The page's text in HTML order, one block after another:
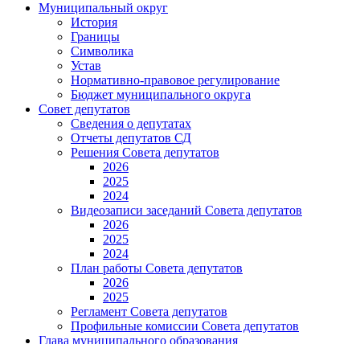
Муниципальный округ
История
Границы
Символика
Устав
Нормативно-правовое регулирование
Бюджет муниципального округа
Совет депутатов
Сведения о депутатах
Отчеты депутатов СД
Решения Совета депутатов
2026
2025
2024
Видеозаписи заседаний Совета депутатов
2026
2025
2024
План работы Совета депутатов
2026
2025
Регламент Совета депутатов
Профильные комиссии Совета депутатов
Глава муниципального образования